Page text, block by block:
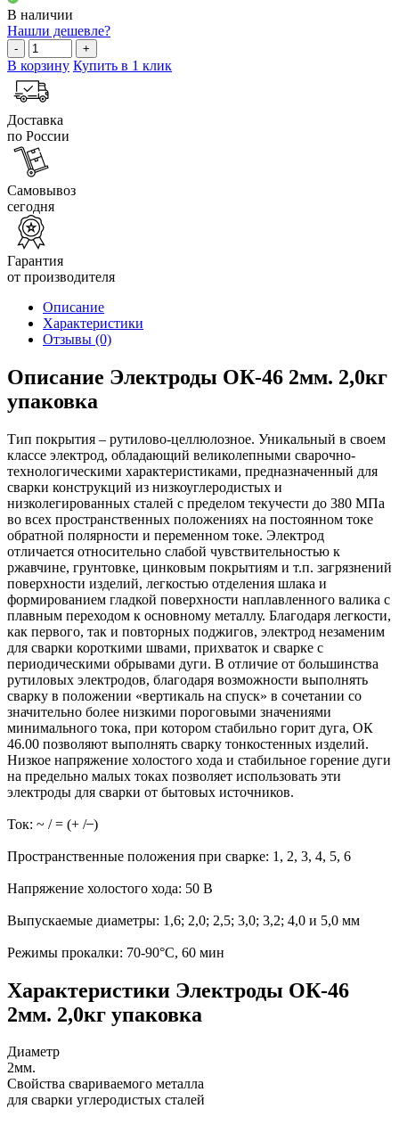
В наличии
Нашли дешевле?
- +
В корзину Купить в 1 клик
Доставка
по России
Самовывоз
сегодня
Гарантия
от производителя
Описание
Характеристики
Отзывы (0)
Описание Электроды ОК-46 2мм. 2,0кг
упаковка
Тип покрытия – рутилово-целлюлозное. Уникальный в своем
классе электрод, обладающий великолепными сварочно-
технологическими характеристиками, предназначенный для
сварки конструкций из низкоуглеродистых и
низколегированных сталей с пределом текучести до 380 МПа
во всех пространственных положениях на постоянном токе
обратной полярности и переменном токе. Электрод
отличается относительно слабой чувствительностью к
ржавчине, грунтовке, цинковым покрытиям и т.п. загрязнений
поверхности изделий, легкостью отделения шлака и
формированием гладкой поверхности наплавленного валика с
плавным переходом к основному металлу. Благодаря легкости,
как первого, так и повторных поджигов, электрод незаменим
для сварки короткими швами, прихваток и сварке с
периодическими обрывами дуги. В отличие от большинства
рутиловых электродов, благодаря возможности выполнять
сварку в положении «вертикаль на спуск» в сочетании со
значительно более низкими пороговыми значениями
минимального тока, при котором стабильно горит дуга, ОК
46.00 позволяют выполнять сварку тонкостенных изделий.
Низкое напряжение холостого хода и стабильное горение дуги
на предельно малых токах позволяет использовать эти
электроды для сварки от бытовых источников.
Ток: ~ / = (+ / ̶ )
Пространственные положения при сварке: 1, 2, 3, 4, 5, 6
Напряжение холостого хода: 50 В
Выпускаемые диаметры: 1,6; 2,0; 2,5; 3,0; 3,2; 4,0 и 5,0 мм
Режимы прокалки: 70-90°С, 60 мин
Характеристики Электроды ОК-46
2мм. 2,0кг упаковка
Диаметр
2мм.
Свойства свариваемого металла
для сварки углеродистых сталей